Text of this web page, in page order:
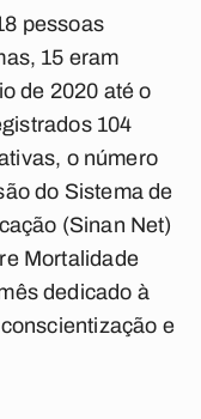
pessoas
15 eram
de 2020 até o
104
o número
do Sistema de
(Sinan Net)
Mortalidade
dedicado à
e